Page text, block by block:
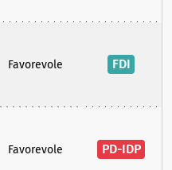
Favorevole FDI
Favorevole PD-IDP